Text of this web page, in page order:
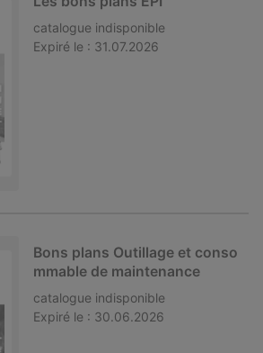
catalogue indisponible
Expiré le : 31.07.2026
Bons plans Outillage et conso
mmable de maintenance
catalogue indisponible
Expiré le : 30.06.2026